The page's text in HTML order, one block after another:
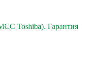
Toshiba). Гарантия